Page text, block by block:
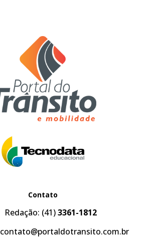
Contato
Redação: (41)3361-1812
contato@portaldotransito.com.br